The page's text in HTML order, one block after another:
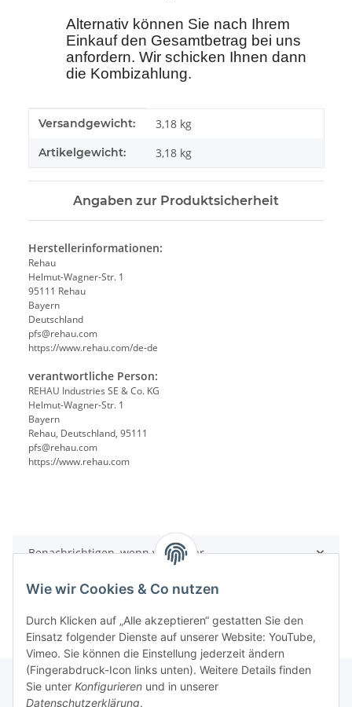
Wie wir Cookies & Co nutzen
Durch Klicken auf „Alle akzeptieren“ gestatten Sie den
Einsatz folgender Dienste auf unserer Website: YouTube,
Vimeo. Sie können die Einstellung jederzeit ändern
(Fingerabdruck-Icon links unten). Weitere Details finden
Sie unter Konfigurieren und in unserer
Datenschutzerklärung.
Alternativ können Sie nach Ihrem
Einkauf den Gesamtbetrag bei uns
anfordern. Wir schicken Ihnen dann
die Kombizahlung.
Produkteigenschaft
Wert
Versandgewicht: 3,18 kg
Artikelgewicht: 3,18 kg
Angaben zur Produktsicherheit
Herstellerinformationen:
Rehau
Helmut-Wagner-Str. 1
95111 Rehau
Bayern
Deutschland
pfs@rehau.com
https://www.rehau.com/de-de
verantwortliche Person:
REHAU Industries SE & Co. KG
Helmut-Wagner-Str. 1
Bayern
Rehau, Deutschland, 95111
pfs@rehau.com
https://www.rehau.com
Benachrichtigen, wenn verfügbar